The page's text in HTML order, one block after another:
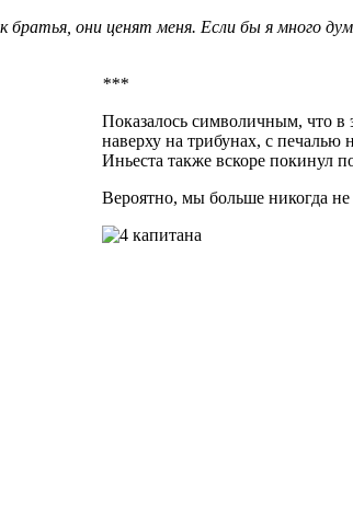
братья, они ценят меня. Если бы я много
***
Показалось символичным, что в
наверху на трибунах, с
Иньеста также вскоре покинул
Вероятно, мы больше никогда